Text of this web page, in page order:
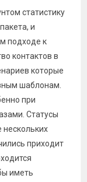
статистику
и
подходе к
контактов в
которые
шаблонам.
при
Статусы
нескольких
приходит
иметь